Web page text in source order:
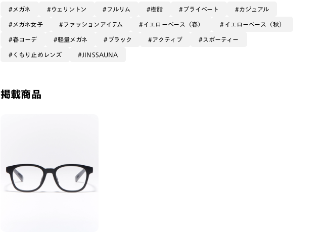
パイル地のソフトケースが付属します。
メガネと一緒にぜひご活用くださいね◎
メガネ ウェリントン フルリム 樹脂 プライベート カジュアル
メガネ女子 ファッションアイテム イエローベース（春） イエローベース（秋）
春コーデ 軽量メガネ ブラック アクティブ スポーティー
くもり止めレンズ JINSSAUNA
掲載商品